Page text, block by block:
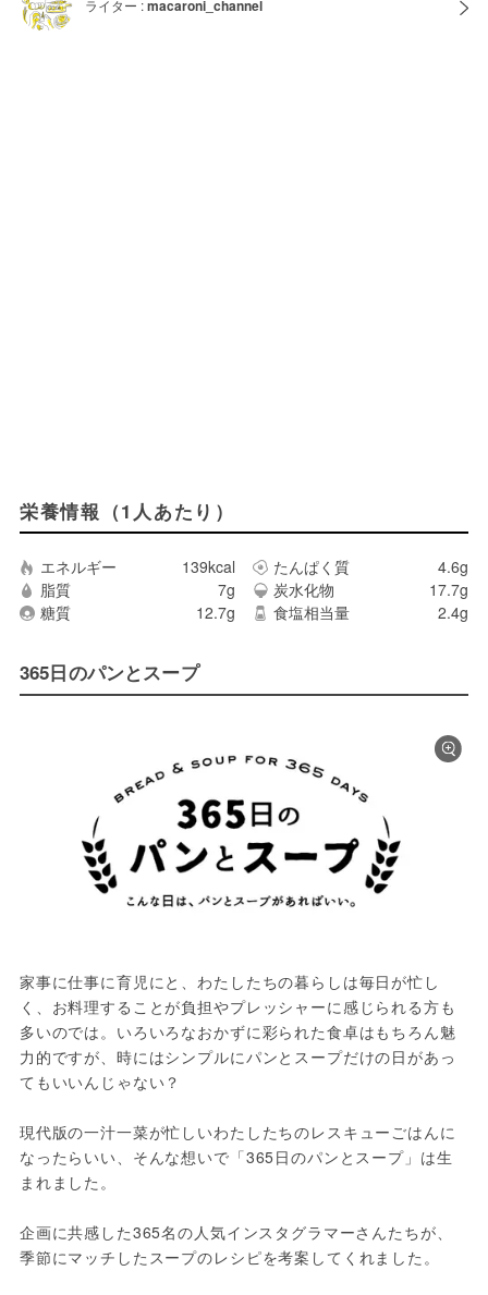
ライター :macaroni_channel
栄養情報（1人あたり）
エネルギー 139kcal たんぱく質
4.6g
脂質
7g 炭水化物
17.7g
糖質
12.7g 食塩相当量 2.4g
365日のパンとスープ
家事に仕事に育児にと、わたしたちの暮らしは毎日が忙し
く、お料理することが負担やプレッシャーに感じられる方も
多いのでは。いろいろなおかずに彩られた食卓はもちろん魅
力的ですが、時にはシンプルにパンとスープだけの日があっ
てもいいんじゃない？
現代版の一汁一菜が忙しいわたしたちのレスキューごはんに
なったらいい、そんな想いで「365日のパンとスープ」は生
まれました。
企画に共感した365名の人気インスタグラマーさんたちが、
季節にマッチしたスープのレシピを考案してくれました。